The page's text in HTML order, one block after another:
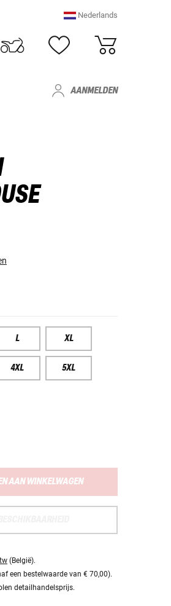
Nederlands
AANMELDEN
L XL
4XL 5XL
AAN WINKELWAGEN
(België).
een bestelwaarde van € 70,00).
detailhandelsprijs.